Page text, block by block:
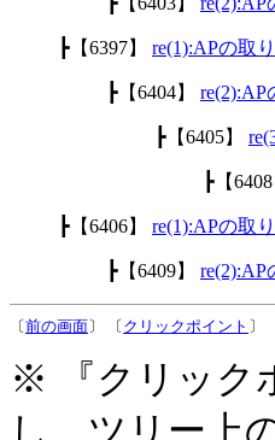
┣【6397】 re(1):APの取
┣【6404】 re(2):AP
┣【6405】
┣【6408
┣【6406】 re(1):APの取
┣【6409】 re(2):AP
〔前の画面〕 〔 クリックポイント 〕
※ 『クリック
し、ツリー上